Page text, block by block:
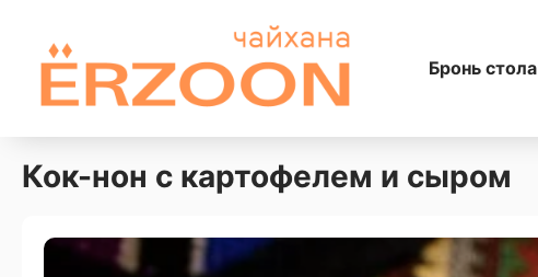
Бронь стола
Кок-нон с картофелем и сыром